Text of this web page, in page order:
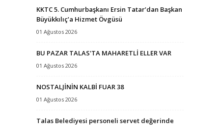
KKTC 5. Cumhurbaşkanı Ersin Tatar’dan Başkan
Büyükkılıç’a Hizmet Övgüsü
01 Ağustos 2026
BU PAZAR TALAS'TA MAHARETLİ ELLER VAR
01 Ağustos 2026
NOSTALJİNİN KALBİ FUAR 38
01 Ağustos 2026
Talas Belediyesi personeli servet değerinde